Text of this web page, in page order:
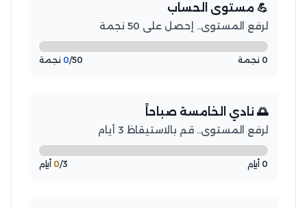
💪 مستوى الحساب
لرفع المستوى.. إحصل على 50 نجمة
0 نجمة 0/50 نجمة
🌅 نادي الخامسة صباحاً
لرفع المستوى.. قم بالاستيقاظ 3 أيام
0 أيام 0/3 أيام